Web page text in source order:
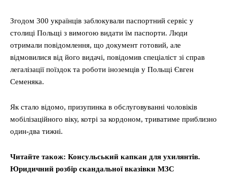
Згодом 300 українців заблокували паспортний сервіс у
столиці Польщі з вимогою видати їм паспорти. Люди
отримали повідомлення, що документ готовий, але
відмовилися від його видачі, повідомив спеціаліст зі справ
легалізації поїздок та роботи іноземців у Польщі Євген
Семеняка.
Як стало відомо, призупинка в обслуговуванні чоловіків
мобілізаційного віку, котрі за кордоном, триватиме приблизно
один-два тижні.
Читайте також: Консульський капкан для ухилянтів.
Юридичний розбір скандальної вказівки МЗС